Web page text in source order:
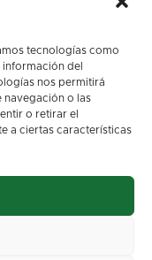
tecnologías como
del
nos permitirá
o las
o retirar el
a ciertas características